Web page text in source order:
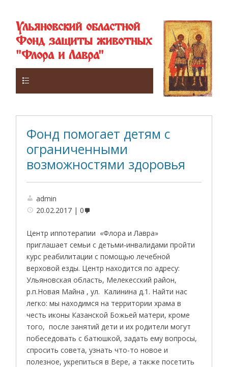
Ульяновский областной
Фонд защиты животных
"Флора и Лавра"
Фонд помогает детям с
ограниченными
возможностями здоровья
admin
20.02.2017
0
Центр иппотерапии «Флора и Лавра»
приглашает семьи с детьми-инвалидами пройти
курс реабилитации с помощью лечебной
верховой езды. Центр находится по адресу:
Ульяновская область, Мелекесский район,
р.п.Новая Майна , ул. Калинина д.1. Найти нас
легко: мы находимся на территории храма в
честь иконы Казанской Божьей матери, кроме
того, после занятий дети и их родители могут
побеседовать с батюшкой, задать ему вопросы,
спросить совета, узнать что-то новое и
полезное, укрепиться в Вере, а также посетить